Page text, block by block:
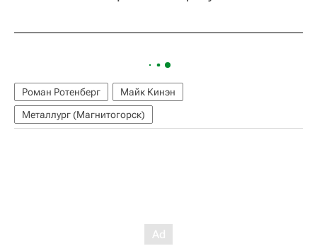
Роман Ротенберг
Майк Кинэн
Металлург (Магнитогорск)